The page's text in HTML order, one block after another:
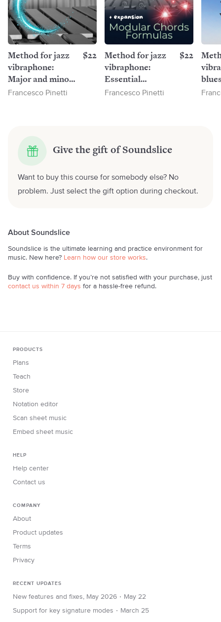
Method for jazz
vibraphone:
Major and minor
triads
$22
Francesco Pinetti
Method for jazz
vibraphone:
Essential
modules +
$22
Francesco Pinetti
Give the gift of Soundslice
Want to buy this course for somebody else? No
problem. Just select the gift option during checkout.
About Soundslice
Soundslice is the ultimate learning and practice environment for
music. New here? Learn how our store works.
Buy with confidence. If you’re not satisfied with your purchase, just
contact us within 7 days for a hassle-free refund.
PRODUCTS
Plans
Teach
Store
Notation editor
Scan sheet music
Embed sheet music
HELP
Help center
Contact us
COMPANY
About
Product updates
Terms
Privacy
RECENT UPDATES
New features and fixes, May 2026 ∙ May 22
Support for key signature modes ∙ March 25